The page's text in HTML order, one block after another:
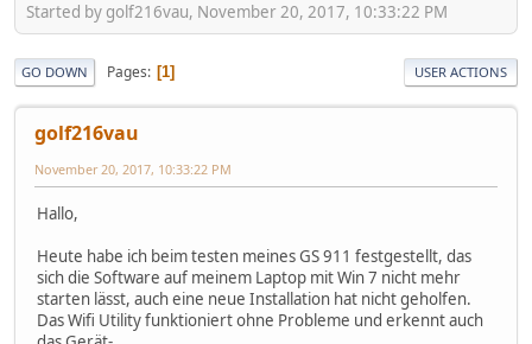
Started by golf216vau, November 20, 2017, 10:33:22 PM
GO DOWN Pages 1 USER ACTIONS
golf216vau
November 20, 2017, 10:33:22 PM
Hallo,
Heute habe ich beim testen meines GS 911 festgestellt, das
sich die Software auf meinem Laptop mit Win 7 nicht mehr
starten lässt, auch eine neue Installation hat nicht geholfen.
Das Wifi Utility funktioniert ohne Probleme und erkennt auch